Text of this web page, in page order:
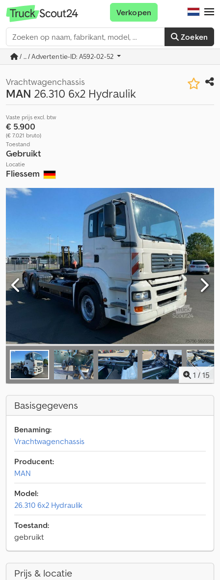
Zoeken
Verkopen
/ ... / Advertentie-ID: A592-02-52
Vrachtwagenchassis
MAN 26.310 6x2 Hydraulik
Vaste prijs excl. btw
€ 5.900
(€ 7.021 bruto)
Toestand
Gebruikt
Locatie
Fliessem
1 / 15
Basisgegevens
Benaming:
Vrachtwagenchassis
Producent:
MAN
Model:
26.310 6x2 Hydraulik
Toestand:
gebruikt
Prijs & locatie